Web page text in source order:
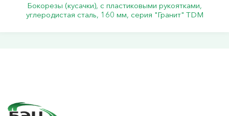
Бокорезы (кусачки), с пластиковыми рукоятками,
углеродистая сталь, 160 мм, серия "Гранит" TDM